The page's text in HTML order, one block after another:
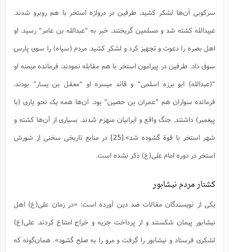
سرکوبى آن‌ها لشکر کشید. طرفین در دروازه استخر با هم روبرو شدند.
عبیدالله کشته شد و مسلمین گریختند. خبر به "عبدالله بن عامر" رسید. او
اهل بصره را دعوت و تجهیز کرد و لشکر کشید. مردم (سپاه) را سوى پارس
سوق داد. طرفین در پیرامون استخر با هم مقابله نمودند. فرمانده میمنه او
"(عبدالله) ابو برزه اسلمى" و قائد میسره او "معقل بن یسار" بودند.
فرمانده سواران هم "عمران بن حصین" بود. آن‌ها همه یک نحو یارى (با
پیغمبر) داشتند. جنگ واقع و ایرانیان منهزم شدند. بسیارى از آن‌ها کشته و
شهر استخر با قوة گشوده شد».[25]
در منابع تاریخی سخنی از شورش
استخر در دوره امام علی(ع) ذکر نشده است.
کشتار مردم نیشابور
یکی از نویسندگان مقالات ضد دین آورده است: «در زمان علی(ع) اهل
نیشابور پیمان شکستند و از پرداخت جزیه و خراج امتناع کردند. علی(ع)
لشکری فرستاد و نیشابور را گرفت و مرو را به صلح گشود». همان‌گونه که